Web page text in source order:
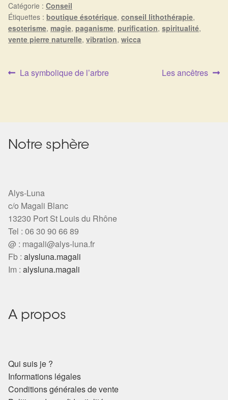
Catégorie : Conseil
Étiquettes : boutique ésotérique, conseil lithothérapie,
esoterisme, magie, paganisme, purification, spiritualité,
vente pierre naturelle, vibration, wicca
Navigation
Article
La symbolique de l’arbre
Article
Les ancêtres
Notre sphère
Alys-Luna
c/o Magali Blanc
13230 Port St Louis du Rhône
Tel : 06 30 90 66 89
@ : magali@alys-luna.fr
Fb : alysluna.magali
Im : alysluna.magali
A propos
Qui suis je ?
Informations légales
Conditions générales de vente